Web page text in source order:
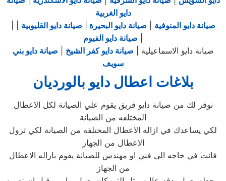
دايو الغربية
صيانة دايو المنوفية صيانة دايو البحيرة صيانة دايو القليوبية
صيانة دايو الفيوم
صيانة دايو الاسماعيلية | صيانة دايو كفر الشيخ
صيانة دايو بني
سويف
بلاغات اعطال دايو بالورديان
نوفر لك من صيانة دايو فريق يقوم علي الصيانة لكل الاعطال
المختلفه من الصيانة
لكي يساعدك في ازاله الاعطال المختلفه من الصيانة لكي تزول
الاعطال من الجهاز
فانت في حاجه الي فني او مهندس للصيانة يقوم بازاله الاعطال
من الجهاز